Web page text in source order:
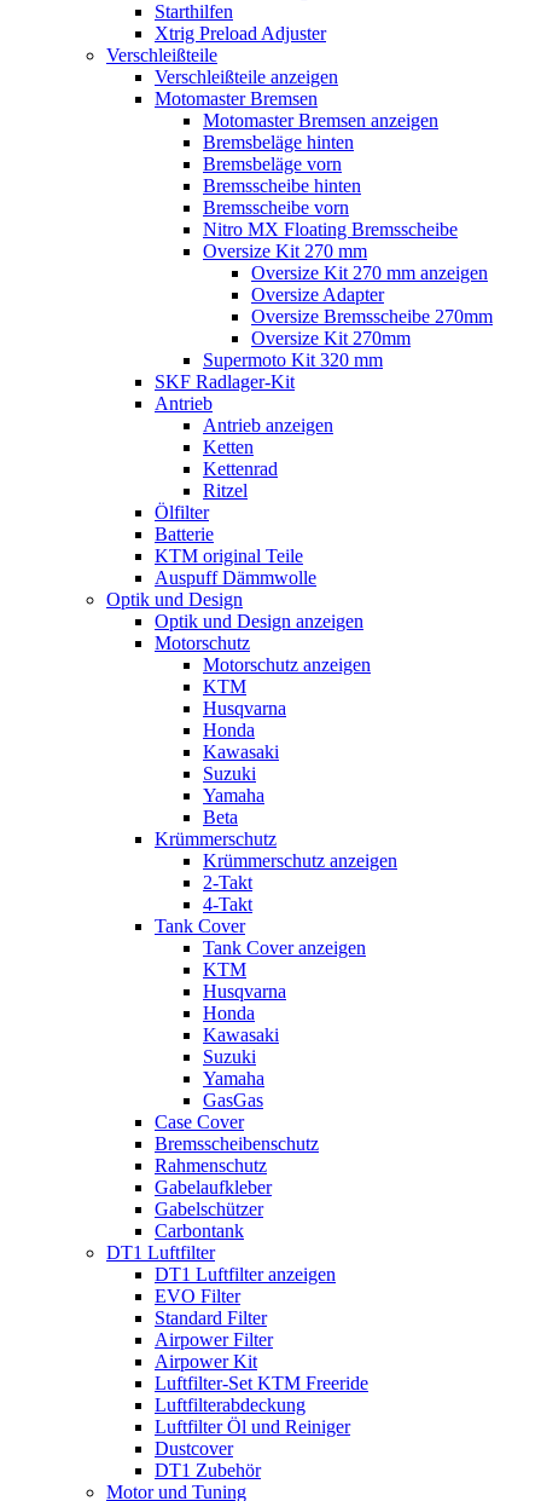
Starthilfen
Xtrig Preload Adjuster
Verschleißteile
Verschleißteile anzeigen
Motomaster Bremsen
Motomaster Bremsen anzeigen
Bremsbeläge hinten
Bremsbeläge vorn
Bremsscheibe hinten
Bremsscheibe vorn
Nitro MX Floating Bremsscheibe
Oversize Kit 270 mm
Oversize Kit 270 mm anzeigen
Oversize Adapter
Oversize Bremsscheibe 270mm
Oversize Kit 270mm
Supermoto Kit 320 mm
SKF Radlager-Kit
Antrieb
Antrieb anzeigen
Ketten
Kettenrad
Ritzel
Ölfilter
Batterie
KTM original Teile
Auspuff Dämmwolle
Optik und Design
Optik und Design anzeigen
Motorschutz
Motorschutz anzeigen
KTM
Husqvarna
Honda
Kawasaki
Suzuki
Yamaha
Beta
Krümmerschutz
Krümmerschutz anzeigen
2-Takt
4-Takt
Tank Cover
Tank Cover anzeigen
KTM
Husqvarna
Honda
Kawasaki
Suzuki
Yamaha
GasGas
Case Cover
Bremsscheibenschutz
Rahmenschutz
Gabelaufkleber
Gabelschützer
Carbontank
DT1 Luftfilter
DT1 Luftfilter anzeigen
EVO Filter
Standard Filter
Airpower Filter
Airpower Kit
Luftfilter-Set KTM Freeride
Luftfilterabdeckung
Luftfilter Öl und Reiniger
Dustcover
DT1 Zubehör
Motor und Tuning